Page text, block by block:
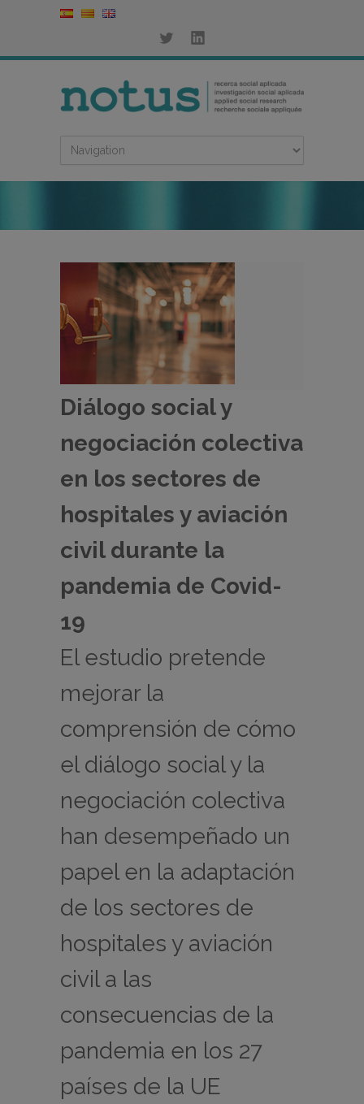
Diálogo social y
negociación colectiva
en los sectores de
hospitales y aviación
civil durante la
pandemia de Covid-
19
El estudio pretende
mejorar la
comprensión de cómo
el diálogo social y la
negociación colectiva
han desempeñado un
papel en la adaptación
de los sectores de
hospitales y aviación
civil a las
consecuencias de la
pandemia en los 27
países de la UE